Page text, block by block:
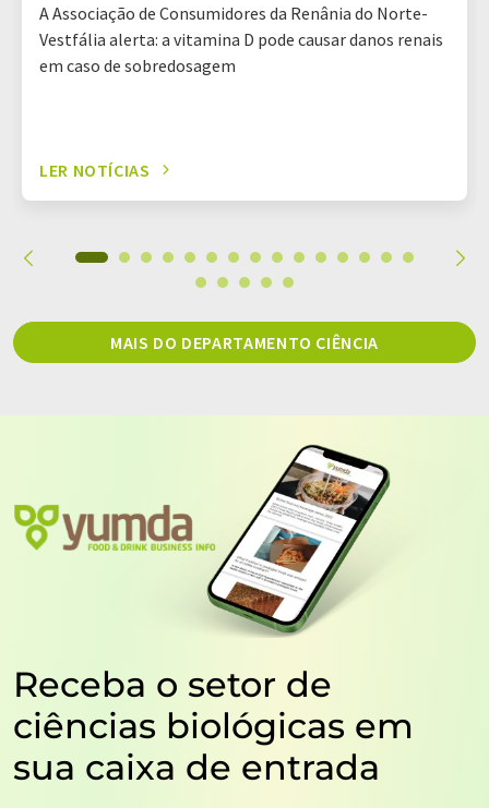
A Associação de Consumidores da Renânia do Norte-
Vestfália alerta: a vitamina D pode causar danos renais
em caso de sobredosagem
LER NOTÍCIAS
MAIS DO DEPARTAMENTO CIÊNCIA
Receba o setor de
ciências biológicas em
sua caixa de entrada